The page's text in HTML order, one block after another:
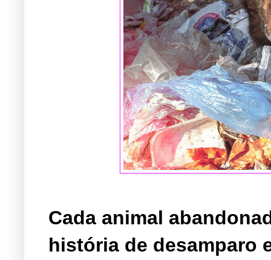
Cada animal
história de desamparo